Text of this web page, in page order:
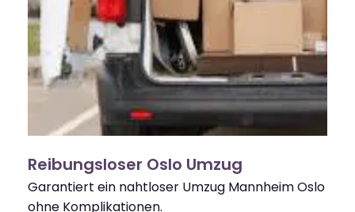
Reibungsloser Oslo Umzug
Garantiert ein nahtloser Umzug Mannheim Oslo
ohne Komplikationen.